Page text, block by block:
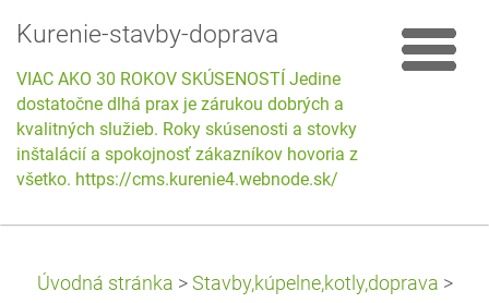
Kurenie-stavby-doprava
VIAC AKO 30 ROKOV SKÚSENOSTÍ Jedine
dostatočne dlhá prax je zárukou dobrých a
kvalitných služieb. Roky skúsenosti a stovky
inštalácií a spokojnosť zákazníkov hovoria za
všetko. https://cms.kurenie4.webnode.sk/
Úvodná stránka > Stavby,kúpelne,kotly,doprava >